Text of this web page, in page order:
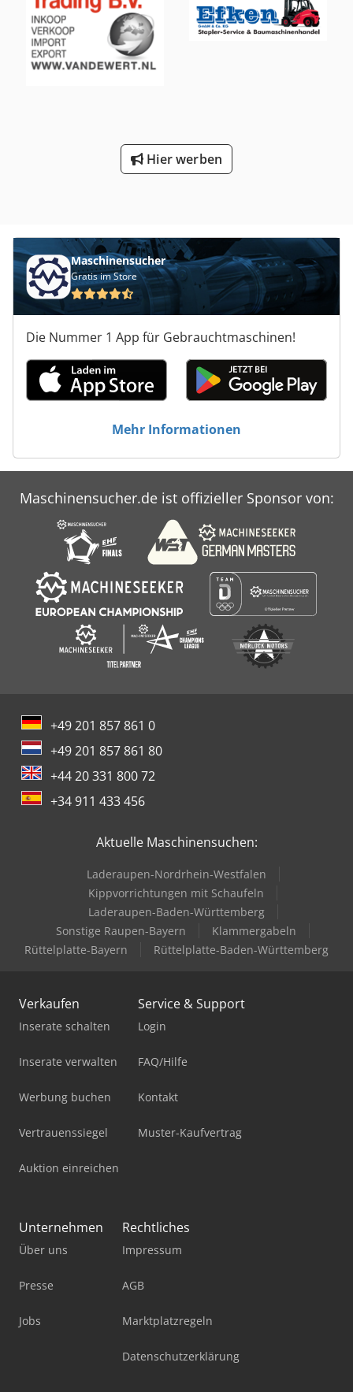
hydraulic valve, triplex boom, half cabin, rotating beacon,
bluespot, transport height: 2.180mm, included charger,
non marking tyres, Lithium-Ion battery, forks: 1.200mm,
ready for work, Dcodpfeyxktljx Akpek Upon request, we will
submit a leasing or financing offer. Mr. Ebert (Tel gladly
Wenden Sie sich an Tobias Ebert, um weitere
Informationen zu erhalten.Hier werben
Maschinensucher
Gratis im Store
Die Nummer 1 App für Gebrauchtmaschinen!
Mehr Informationen
Maschinensucher.de ist offizieller Sponsor von:
+49 201 857 861 0
+49 201 857 861 80
+44 20 331 800 72
+34 911 433 456
Aktuelle Maschinensuchen:
Laderaupen-Nordrhein-Westfalen
Kippvorrichtungen mit Schaufeln
Laderaupen-Baden-Württemberg
Sonstige Raupen-Bayern
Klammergabeln
Rüttelplatte-Bayern
Rüttelplatte-Baden-Württemberg
Verkaufen
Inserate schalten
Inserate verwalten
Werbung buchen
Vertrauenssiegel
Auktion einreichen
Service & Support
Login
FAQ/Hilfe
Kontakt
Muster-Kaufvertrag
Unternehmen
Über uns
Presse
Jobs
Rechtliches
Impressum
AGB
Marktplatzregeln
Datenschutzerklärung